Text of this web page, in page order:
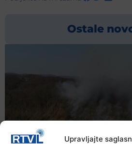
Upravljajte
Ostale